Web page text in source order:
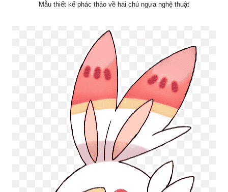
Mẫu thiết kế phác thảo về hai chú ngựa nghệ thuật